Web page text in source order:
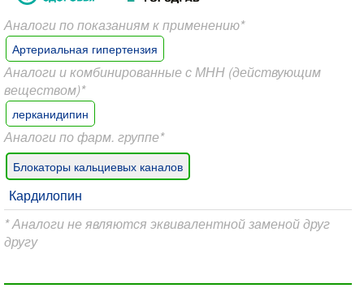
Аналоги по показаниям к применению*
Артериальная гипертензия
Аналоги и комбинированные с МНН (действующим
веществом)*
лерканидипин
Аналоги по фарм. группе*
Блокаторы кальциевых каналов
Кардилопин
* Аналоги не являются эквивалентной заменой друг
другу